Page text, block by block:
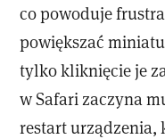
co powoduje
powiększać
tylko kliknięcie je
w Safari zaczyna
restart urządzenia,